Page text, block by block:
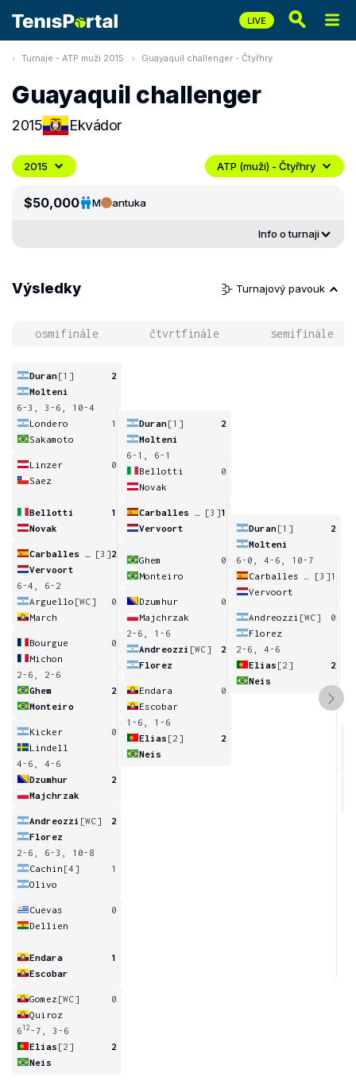
Turnaje - ATP muži 2015 Guayaquil challenger - Čtyřhry
Guayaquil challenger
2015 Ekvádor
2015 ATP (muži) - Čtyřhry
$50,000 M antuka
Info o turnaji
Výsledky Turnajový pavouk
osmifinále čtvrtfinále semifinále
Duran[1]
2
Molteni
6-3, 3-6, 10-4
Londero
1
Sakamoto
Linzer
0
Saez
Bellotti
1
Novak
[3]2
Vervoort
6-4, 6-2
Arguello [WC]
0
March
Bourgue
0
Michon
2-6, 2-6
Ghem
2
Monteiro
Kicker
0
Lindell
4-6, 4-6
Dzumhur
2
Majchrzak
Andreozzi [WC]
2
Florez
2-6, 6-3, 10-8
Cachin [4]
1
Olivo
Cuevas
0
Dellien
Endara
1
Escobar
Gomez [WC]
0
Quiroz
6 12 -7, 3-6
Elias [2]
2
Neis
Duran[1]
2
Molteni
6-1, 6-1
Bellotti
0
Novak
[3]1
Vervoort
Ghem
0
Monteiro
Dzumhur
0
Majchrzak
2-6, 1-6
Andreozzi [WC]
2
Florez
Endara
0
Escobar
1-6, 1-6
Elias [2]
2
Neis
Duran[1]
2
Molteni
6-0, 4-6, 10-7
[3]1
Vervoort
Andreozzi [WC]
0
Florez
2-6, 4-6
Elias [2]
2
Neis